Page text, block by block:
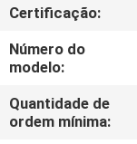
VISITA
À
FÁBRICA
Certificação:
Número do
modelo:
Quantidade de
ordem mínima: